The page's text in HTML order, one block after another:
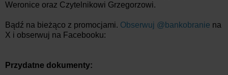
Weronice oraz Czytelnikowi Grzegorzowi.
Bądź na bieżąco z promocjami. Obserwuj @bankobranie na
X i obserwuj na Facebooku:
Przydatne dokumenty: